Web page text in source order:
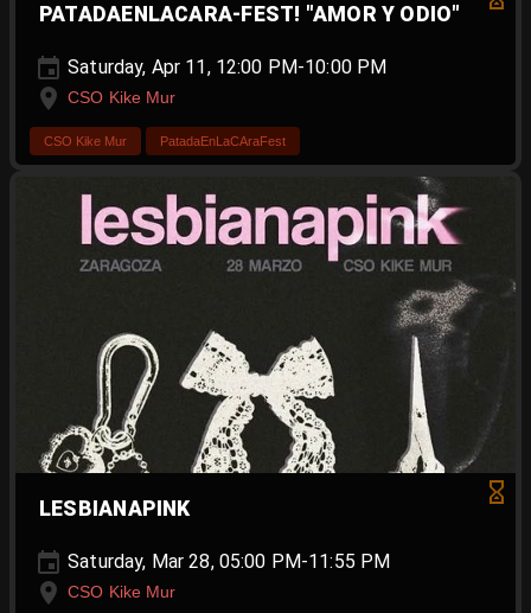
PATADAENLACARA-FEST! "AMOR Y ODIO"
Saturday, Apr 11, 12:00 PM-10:00 PM
CSO Kike Mur
CSO Kike Mur PatadaEnLaCAraFest
LESBIANAPINK
Saturday, Mar 28, 05:00 PM-11:55 PM
CSO Kike Mur